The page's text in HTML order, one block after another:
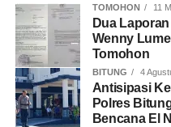
TOMOHON 11
Dua
Wenny
Tomohon
BITUNG 4
Antisipasi
Polres
Bencana El